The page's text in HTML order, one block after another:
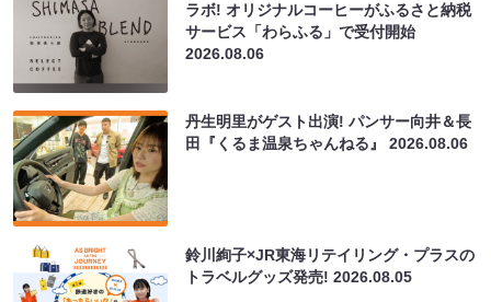
ラボ! オリジナルコーヒーがふるさと納税
サービス「わらふる」で受付開始
2026.08.06
丹生明里がゲスト出演! パンサー向井＆長
田『くるま温泉ちゃんねる』2026.08.06
鈴川絢子×JR東海リテイリング・プラスの
トラベルグッズ発売!2026.08.05